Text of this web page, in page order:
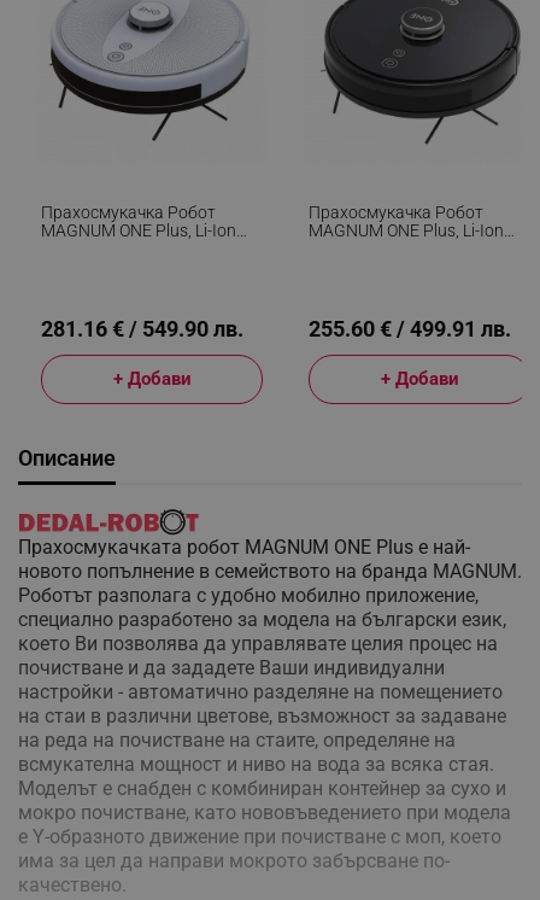
Прахосмукачка Робот
MAGNUM ONE Plus, Li-Ion
Разпознаване На Стаи, Бял
281.16 € / 549.90 лв.
+ Добави
Прахосмукачка Робот
MAGNUM ONE Plus, Li-Ion
Черен
255.60 € / 499.91 лв.
+ Добави
Описание
Прахосмукачката робот MAGNUM ONE Plus e най-
новото попълнение в семейството на бранда MAGNUM.
Роботът разполага с удобно мобилно приложение,
специално разработено за модела на български език,
което Ви позволява да управлявате целия процес на
почистване и да зададете Ваши индивидуални
настройки - автоматично разделяне на помещението
на стаи в различни цветове, възможност за задаване
на реда на почистване на стаите, определяне на
всмукателна мощност и ниво на вода за всяка стая.
Моделът е снабден с комбиниран контейнер за сухо и
мокро почистване, като нововъведението при модела
е Y-образното движение при почистване с моп, което
има за цел да направи мокрото забърсване по-
качествено.